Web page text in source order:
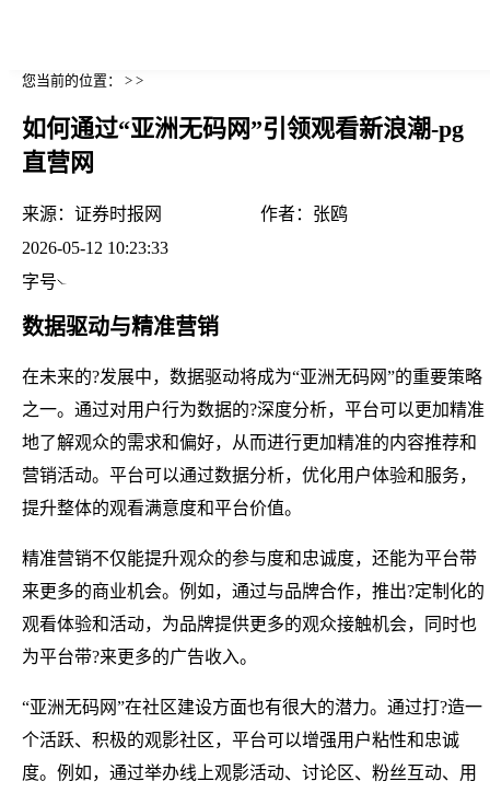
您当前的位置： > >
如何通过“亚洲无码网”引领观看新浪潮-pg
直营网
来源： 证券时报网 作者： 张鸥
2026-05-12 10:23:33
字号
数据驱动与精准营销
在未来的?发展中，数据驱动将成为“亚洲无码网”的重要策略
之一。通过对用户行为数据的?深度分析，平台可以更加精准
地了解观众的需求和偏好，从而进行更加精准的内容推荐和
营销活动。平台可以通过数据分析，优化用户体验和服务，
提升整体的观看满意度和平台价值。
精准营销不仅能提升观众的参与度和忠诚度，还能为平台带
来更多的商业机会。例如，通过与品牌合作，推出?定制化的
观看体验和活动，为品牌提供更多的观众接触机会，同时也
为平台带?来更多的广告收入。
“亚洲无码网”在社区建设方面也有很大的潜力。通过打?造一
个活跃、积极的观影社区，平台可以增强用户粘性和忠诚
度。例如，通过举办线上观影活动、讨论区、粉丝互动、用